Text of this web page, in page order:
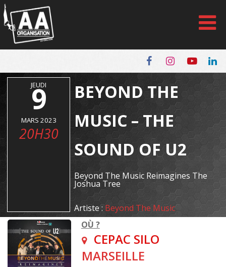
Panneau de gestion des cookies
JEUDI
9
MARS 2023
20H30
BEYOND THE
MUSIC – THE
SOUND OF U2
Beyond The Music Reimagines The
Joshua Tree
Artiste :Beyond The Music
OÙ ?
CEPAC SILO
MARSEILLE